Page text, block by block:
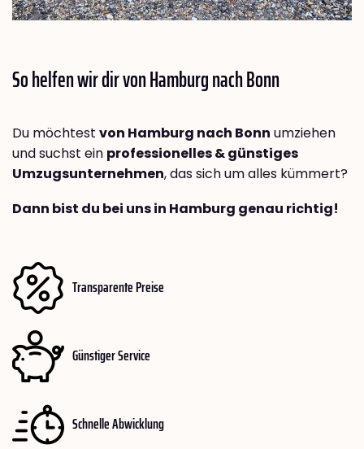
So helfen wir dir von Hamburg nachBonn
Du möchtest von Hamburg nach Bonn umziehen
und suchst ein professionelles & günstiges
Umzugsunternehmen, das sich um alles kümmert?
Dann bist du bei uns in Hamburg genau richtig!
Transparente Preise
Günstiger Service
Schnelle Abwicklung